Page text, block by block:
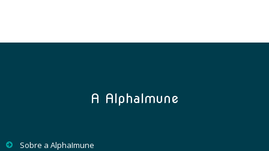
A AlphaImune
Sobre a AlphaImune